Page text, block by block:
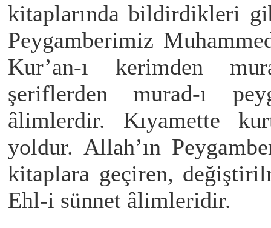
kitaplarında bildirdikleri
Peygamberimiz
Kur’an-ı kerimden
şeriflerden murad-ı
âlimlerdir. Kıyamette
yoldur. Allah’ın
kitaplara geçiren,
Ehl-i sünnet âlimleridir.